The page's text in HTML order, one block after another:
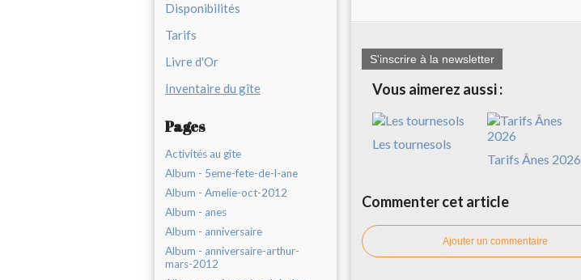
Disponibilités
Tarifs
Livre d'Or
Inventaire du gîte
Pages
Activités au gîte
Album - 5eme-fete-de-l-ane
Album - Amelie-oct-2012
Album - anes
Album - anniversaire
Album - anniversaire-arthur-
mars-2012
S'inscrire à la newsletter
Vous aimerez aussi :
Les tournesols
Tarifs Ânes 2026
Commenter cet article
Ajouter un commentaire